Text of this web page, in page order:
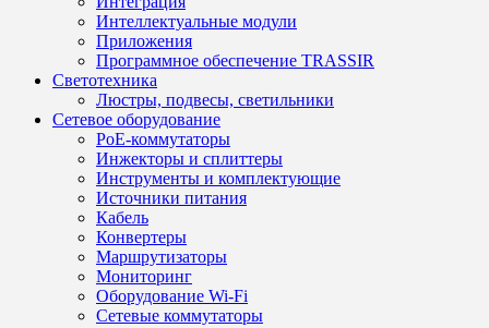
Интеллектуальные модули
Приложения
Программное обеспечение TRASSIR
Светотехника
Люстры, подвесы, светильники
Сетевое оборудование
PoE-коммутаторы
Инжекторы и сплиттеры
Инструменты и комплектующие
Источники питания
Кабель
Конвертеры
Маршрутизаторы
Мониторинг
Оборудование Wi-Fi
Сетевые коммутаторы